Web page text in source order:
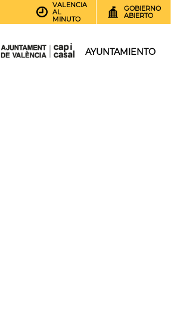
VALENCIA
AL
MINUTO
GOBIERNO
ABIERTO
AYUNTAMIENTO